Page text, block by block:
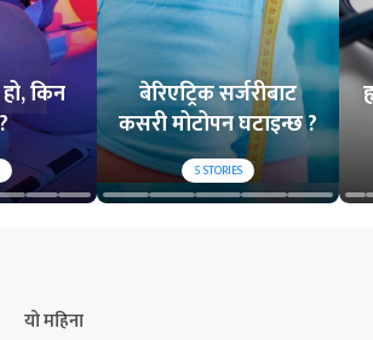
किन
बेरिएट्रिक सर्जरीबाट
कसरी मोटोपन घटाइन्छ ?
5STORIES
यो महिना